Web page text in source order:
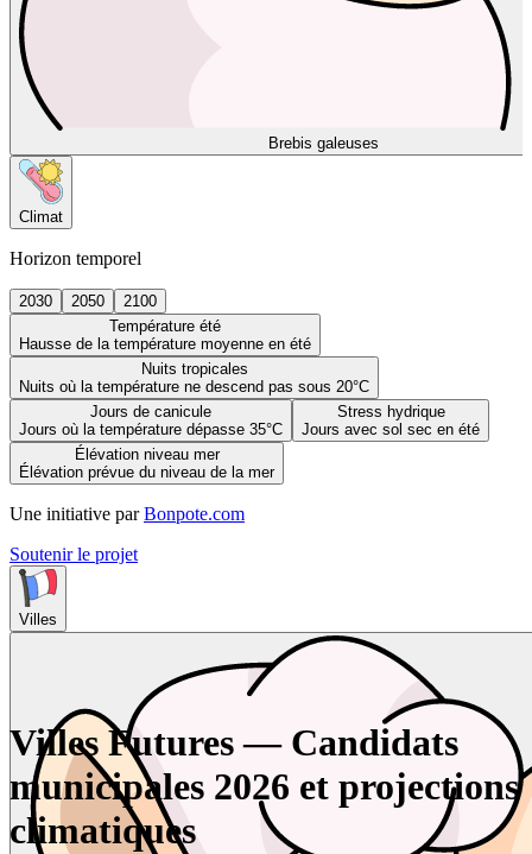
Brebis galeuses
Climat
Horizon temporel
2030 2050
2100
Température été
Hausse de la température moyenne en été
Nuits tropicales
Nuits où la température ne descend pas sous 20°C
Jours de canicule
Jours où la température dépasse 35°C
Stress hydrique
Jours avec sol sec en été
Élévation niveau mer
Élévation prévue du niveau de la mer
Une initiative par Bonpote.com
Soutenir le projet
Villes
Villes Futures — Candidats
municipales 2026 et projections
climatiques